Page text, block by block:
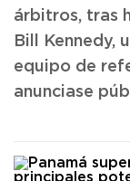
árbitros, tras
Bill Kennedy,
equipo de
anunciase